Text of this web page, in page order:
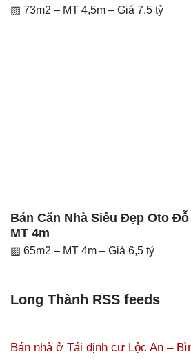
▨ 73m2 – MT 4,5m – Giá 7,5 tỷ
Bán Căn Nhà Siêu Đẹp Oto
MT 4m
▨ 65m2 – MT 4m – Giá 6,5 tỷ
Long Thành RSS feeds
Bán nhà ở Tái định cư Lộc An –